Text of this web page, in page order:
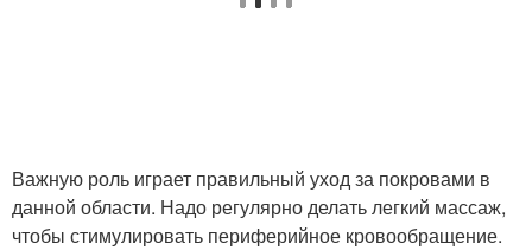
Важную роль играет правильный уход за покровами в
данной области. Надо регулярно делать легкий массаж,
чтобы стимулировать периферийное кровообращение.